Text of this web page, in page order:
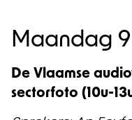
Maandag
De Vlaamse
sectorfoto (10u-